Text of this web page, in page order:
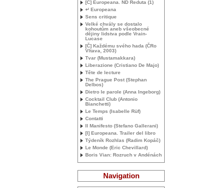
[Č] Europeana. ND Reduta (1)
↵ Europeana
Sens critique
Velké chvály se dostalo
kohoutům aneb všeobecné
dějiny lidstva podle Vrain-
Lucase
[Č] Každému svého hada (ČRo
Vltava, 2003)
Tvar (Mustamakkara)
Liberazione (Cristiano De Majo)
Tête de lecture
The Prague Post (Stephan
Delbos)
Dietro le parole (Anna Ingeborg)
Cocktail Club (Antonio
Bianchetti)
Le Temps (Isabelle Rüf)
Contatti
Il Manifesto (Stefano Gallerani)
[I] Europeana. Trailer del libro
Týdeník Rozhlas (Radim Kopáč)
Le Monde (Eric Chevillard)
Boris Vian: Rozruch v Andénách
Navigation